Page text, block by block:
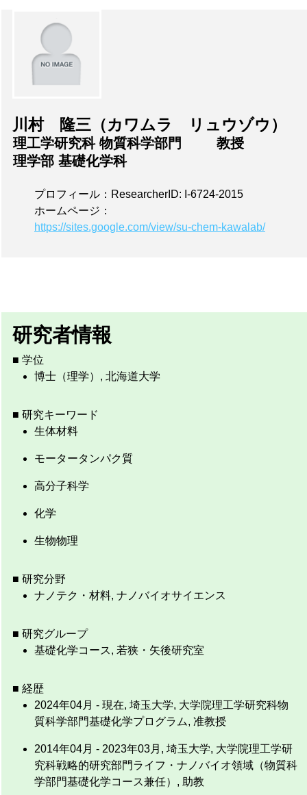
川村 隆三（カワムラ リュウゾウ）
理工学研究科 物質科学部門
教授
理学部 基礎化学科
プロフィール： ResearcherID: I-6724-2015
ホームページ：
https://sites.google.com/view/su-chem-kawalab/
研究者情報
■ 学位
博士（理学）, 北海道大学
■ 研究キーワード
生体材料
モータータンパク質
高分子科学
化学
生物物理
■ 研究分野
ナノテク・材料, ナノバイオサイエンス
■ 研究グループ
基礎化学コース, 若狭・矢後研究室
■ 経歴
2024年04月 - 現在, 埼玉大学, 大学院理工学研究科物
質科学部門基礎化学プログラム, 准教授
2014年04月 - 2023年03月, 埼玉大学, 大学院理工学研
究科戦略的研究部門ライフ・ナノバイオ領域（物質科
学部門基礎化学コース兼任）, 助教